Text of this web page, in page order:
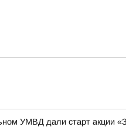
УМВД дали старт акции